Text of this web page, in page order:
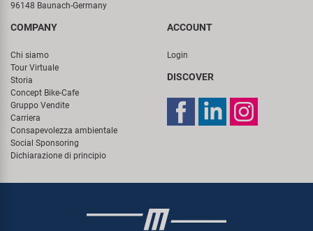
96148 Baunach-Germany
COMPANY
Chi siamo
Tour Virtuale
Storia
Concept Bike-Cafe
Gruppo Vendite
Carriera
Consapevolezza ambientale
Social Sponsoring
Dichiarazione di principio
ACCOUNT
Login
DISCOVER